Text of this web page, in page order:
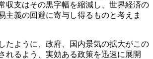
収支はその黒字幅を縮減し、世界経済の
主義の回避に寄与し得るものと考えま
たように、政府、国内景気の拡大がこの
れるよう、実効ある政策を迅速に展開